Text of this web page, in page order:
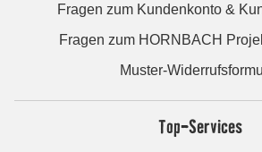
Fragen zum Kundenkonto &
Fragen zum HORNBACH
Muster-
Top-Services